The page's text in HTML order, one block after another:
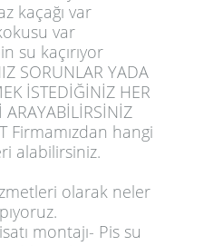
kaçağı var
var
su kaçırıyor
SORUNLAR YADA
İSTEDİĞİNİZ HER
ARAYABİLİRSİNİZ
Firmamızdan hangi
alabilirsiniz.
olarak neler
montajı- Pis su